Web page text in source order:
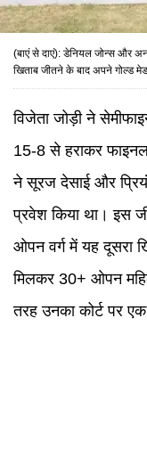
(बाएं से दाएं): डेनियल जोन्स और
खिताब जीतने के बाद अपने गोल्ड
विजेता जोड़ी ने
15-8 से हराकर
ने सूरज देसाई और
प्रवेश किया था। इस
ओपन वर्ग में यह दूसरा
मिलकर 30+ ओपन
तरह उनका कोर्ट पर